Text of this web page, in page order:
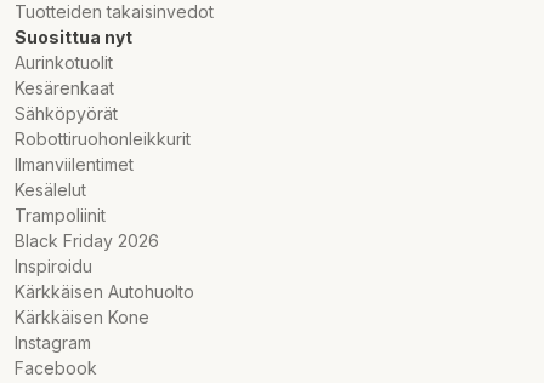
Tuotteiden takaisinvedot
Suosittua nyt
Aurinkotuolit
Kesärenkaat
Sähköpyörät
Robottiruohonleikkurit
Ilmanviilentimet
Kesälelut
Trampoliinit
Black Friday 2026
Inspiroidu
Kärkkäisen Autohuolto
Kärkkäisen Kone
Instagram
Facebook